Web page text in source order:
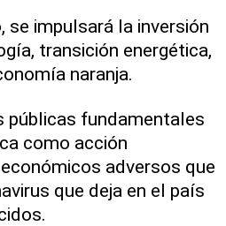
se impulsará la inversión
transición energética,
naranja.
públicas fundamentales
como acción
adversos que
que deja en el país